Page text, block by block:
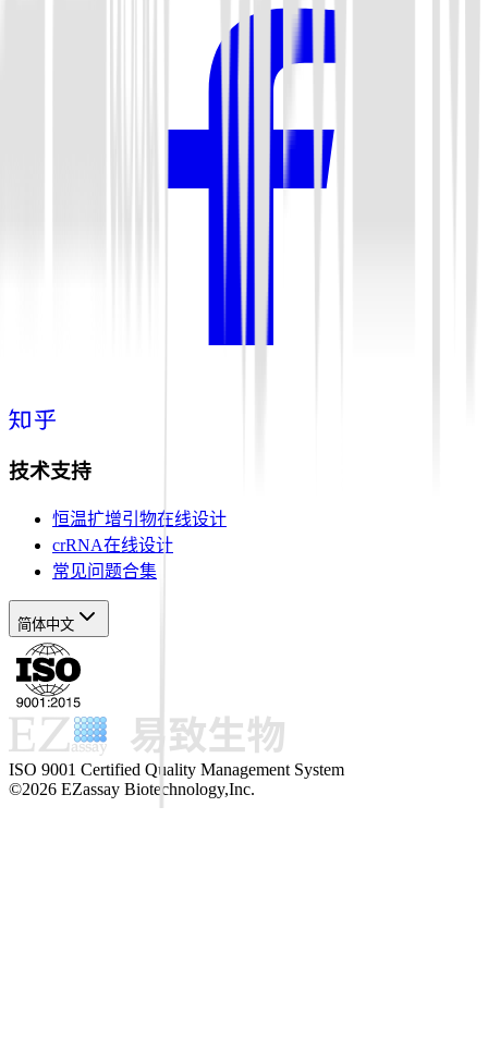
技术支持
恒温扩增引物在线设计
crRNA在线设计
常见问题合集
简体中文
ISO 9001 Certified Quality Management System
©2026 EZassay Biotechnology,Inc.